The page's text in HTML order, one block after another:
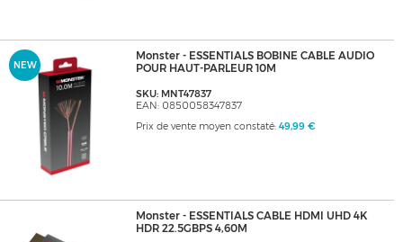
NEW
Monster - ESSENTIALS BOBINE CABLE AUDIO
POUR HAUT-PARLEUR 10M
SKU: MNT47837
EAN: 0850058347837
Prix de vente moyen constaté: 49,99 €
Monster - ESSENTIALS CABLE HDMI UHD 4K
HDR 22.5GBPS 4,60M